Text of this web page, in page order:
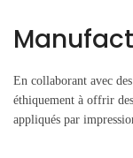
En collaborant avec
éthiquement à offrir
appliqués par